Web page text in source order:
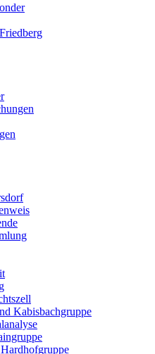
Kabisbachgruppe